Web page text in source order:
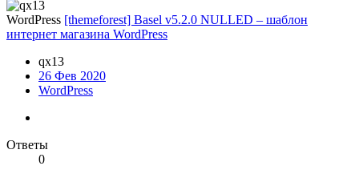
WordPress [themeforest] Basel v5.2.0 NULLED – шаблон
интернет магазина WordPress
qx13
26 Фев 2020
WordPress
Ответы
0